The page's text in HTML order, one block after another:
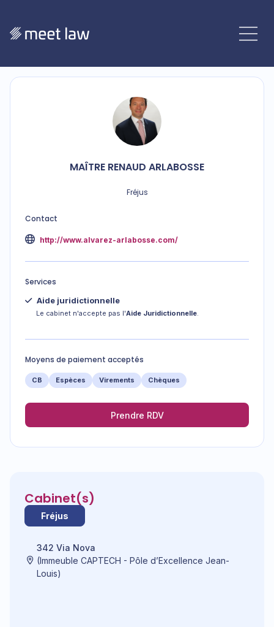
MAÎTRE RENAUD ARLABOSSE
Fréjus
Contact
http://www.alvarez-arlabosse.com/
Services
Aide juridictionnelle
Le cabinet n'accepte pas l'Aide Juridictionnelle.
Moyens de paiement acceptés
CB Espèces Virements Chèques
Prendre RDV
Cabinet(s)
Fréjus
342 Via Nova
(Immeuble CAPTECH - Pôle d’Excellence Jean-
Louis)